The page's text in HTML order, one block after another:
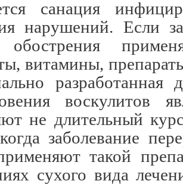
санация
нарушений. Если
витамины,
разработанная
воскулитов
не длительный
заболевание
такой
сухого вида